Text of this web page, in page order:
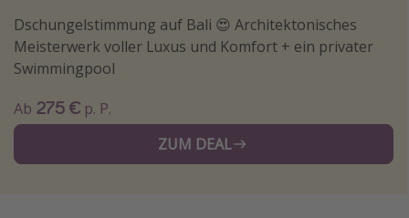
Abenteuerurlaub
Kurzurlaub
Skiurlaub
Dschungelstimmung auf Bali 😍 Architektonisches
Meisterwerk voller Luxus und Komfort + ein privater
Swimmingpool
Ab 275 € p. P.
ZUM DEAL